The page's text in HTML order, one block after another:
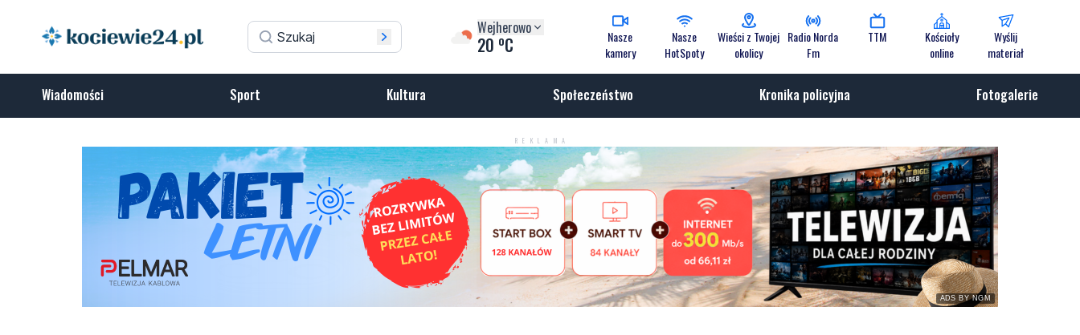
Wejherowo
20 oC
Nasze
kamery
Nasze
HotSpoty
Wieści z Twojej
okolicy
Radio Norda
Fm
TTM
Kościoły
online
Wyślij
materiał
Wiadomości Sport Kultura Społeczeństwo Kronika policyjna Fotogalerie
REKLAMA
ADS BY NGM